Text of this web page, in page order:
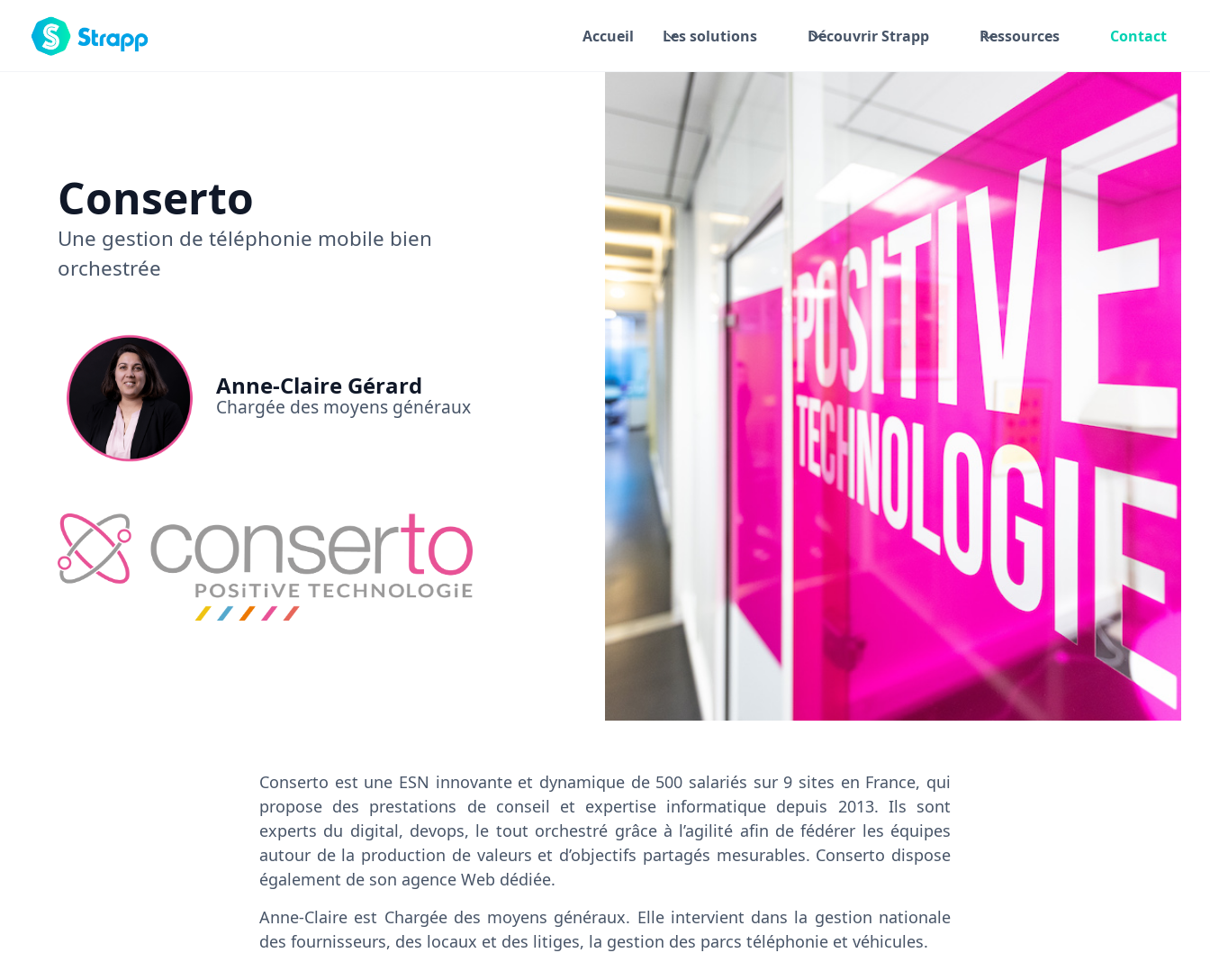
Accueil Les solutions Découvrir Strapp Ressources Contact
Conserto
Une gestion de téléphonie mobile bien
orchestrée
Anne-Claire Gérard
Chargée des moyens généraux
Conserto est une ESN innovante et dynamique de 500 salariés sur 9 sites en France, qui
propose des prestations de conseil et expertise informatique depuis 2013. Ils sont
experts du digital, devops, le tout orchestré grâce à l’agilité afin de fédérer les équipes
autour de la production de valeurs et d’objectifs partagés mesurables. Conserto dispose
également de son agence Web dédiée.
Anne-Claire est Chargée des moyens généraux. Elle intervient dans la gestion nationale
des fournisseurs, des locaux et des litiges, la gestion des parcs téléphonie et véhicules.